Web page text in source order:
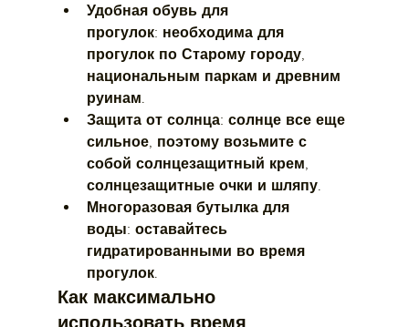
Удобная обувь для
прогулок: необходима для
прогулок по Старому городу,
национальным паркам и древним
руинам.
Защита от солнца: солнце все еще
сильное, поэтому возьмите с
собой солнцезащитный крем,
солнцезащитные очки и шляпу.
Многоразовая бутылка для
воды: оставайтесь
гидратированными во время
прогулок.
Как максимально
использовать время